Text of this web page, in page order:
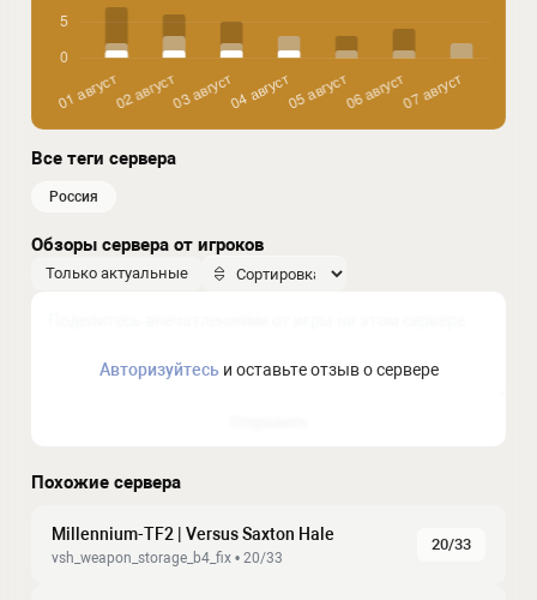
Все теги сервера
россия
Обзоры сервера от игроков
Только актуальные
Авторизуйтесьи оставьте отзыв о сервере
Похожие сервера
Millennium-TF2 | Versus Saxton Hale
vsh_weapon_storage_b4_fix • 20/33
20/33